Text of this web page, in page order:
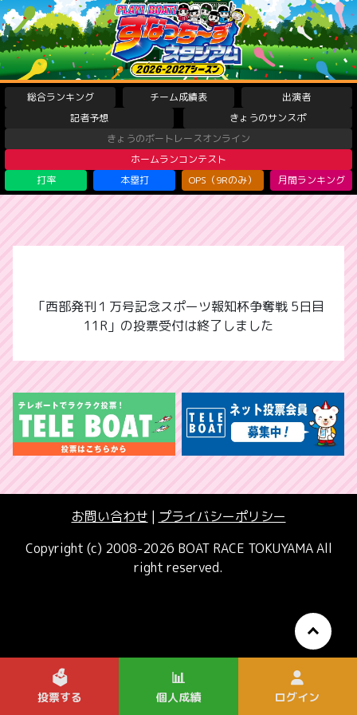
総合ランキング チーム成績表
出演者
記者予想
きょうのサンスポ
きょうのボートレースオンライン
ホームランコンテスト
打率
本塁打 OPS（9Rのみ） 月間ランキング
「西部発刊１万号記念スポーツ報知杯争奪戦 5日目
11R」の投票受付は終了しました
お問い合わせ | プライバシーポリシー
Copyright (c) 2008-2026 BOAT RACE TOKUYAMA All
right reserved.
🗳️
投票する
📊
個人成績 ログイン